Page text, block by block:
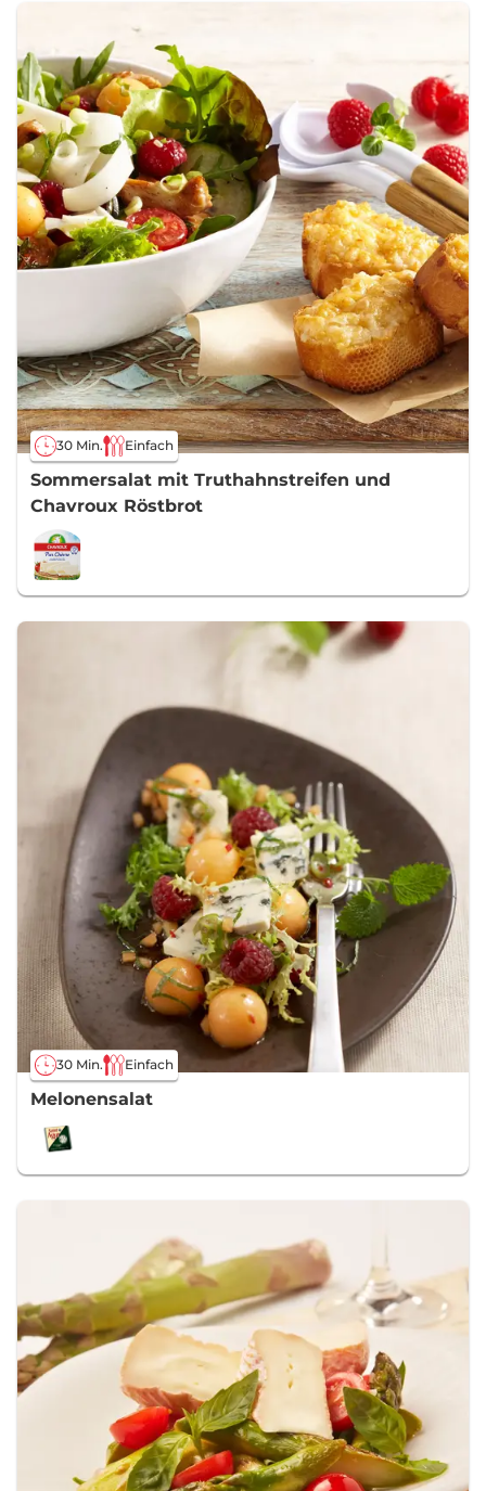
30 Min. Einfach
Sommersalat mit Truthahnstreifen und
Chavroux Röstbrot
30 Min. Einfach
Melonensalat